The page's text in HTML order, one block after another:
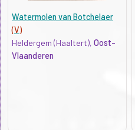
Watermolen van Botchelaer
(V)
Heldergem (Haaltert), Oost-
Vlaanderen